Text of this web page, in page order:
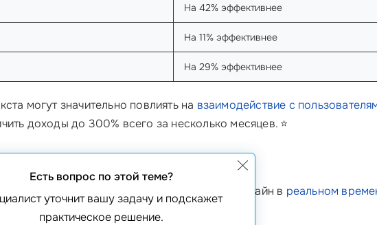
На 42% эффективнее
На 11% эффективнее
На 29% эффективнее
могут значительно повлиять на взаимодействие с
доходы до 300% всего за несколько месяцев. ⭐
и оптимизировать свой контент и дизайн в реальном
важным аспектом является:
Есть вопрос по этой теме?
уточнит вашу задачу и подскажет
практическое решение.